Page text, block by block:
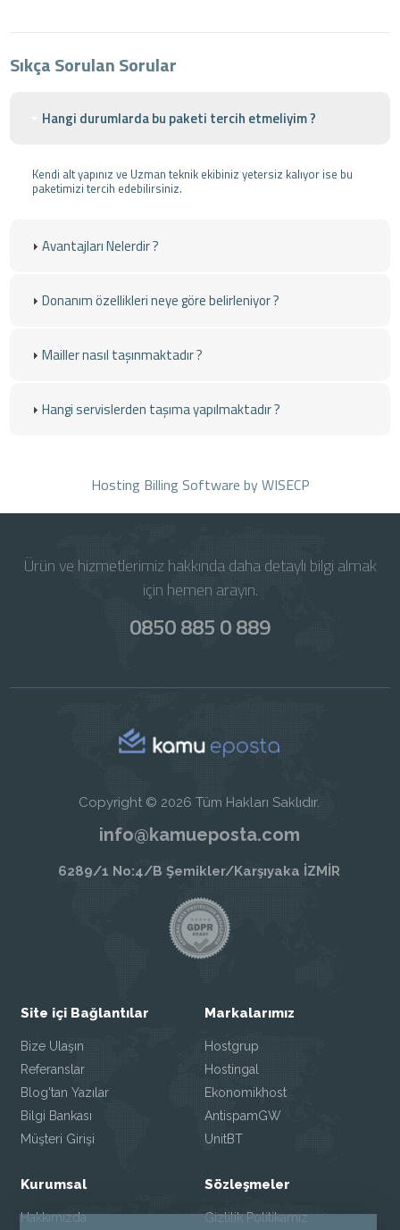
Sıkça Sorulan Sorular
Hangi durumlarda bu paketi tercih etmeliyim ?
Kendi alt yapınız ve Uzman teknik ekibiniz yetersiz kalıyor ise bu
paketimizi tercih edebilirsiniz.
Avantajları Nelerdir ?
Donanım özellikleri neye göre belirleniyor ?
Mailler nasıl taşınmaktadır ?
Hangi servislerden taşıma yapılmaktadır ?
Hosting Billing Software by WISECP
Ürün ve hizmetlerimiz hakkında daha detaylı bilgi almak
için hemen arayın.
0850 885 0 889
Copyright © 2026 Tüm Hakları Saklıdır.
info@kamueposta.com
6289/1 No:4/B Şemikler/Karşıyaka İZMİR
Site içi Bağlantılar
Bize Ulaşın
Referanslar
Blog'tan Yazılar
Bilgi Bankası
Müşteri Girişi
Markalarımız
Hostgrup
Hostingal
Ekonomikhost
AntispamGW
UnitBT
Kurumsal
Hakkımızda
Sözleşmeler
Gizlilik Politikamız